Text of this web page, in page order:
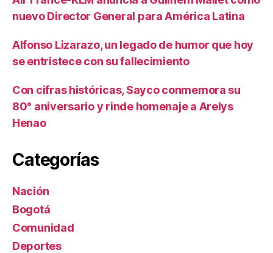
nuevo Director General para América Latina
Alfonso Lizarazo, un legado de humor que hoy
se entristece con su fallecimiento
Con cifras históricas, Sayco conmemora su
80° aniversario y rinde homenaje a Arelys
Henao
Categorías
Nación
Bogotá
Comunidad
Deportes